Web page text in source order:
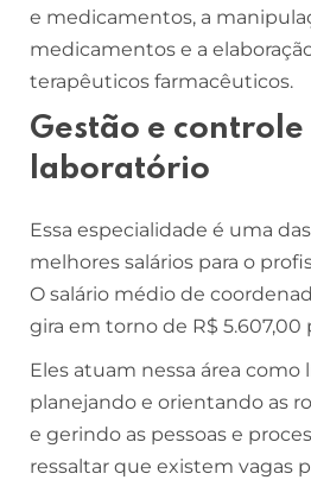
e medicamentos, a
medicamentos e a
terapêuticos farmacêuticos.
Gestão e controle
laboratório
Essa especialidade é uma
melhores salários para o
O salário médio de
gira em torno de R$ 5.607,00
Eles atuam nessa área como
planejando e orientando as
e gerindo as pessoas e
ressaltar que existem vagas